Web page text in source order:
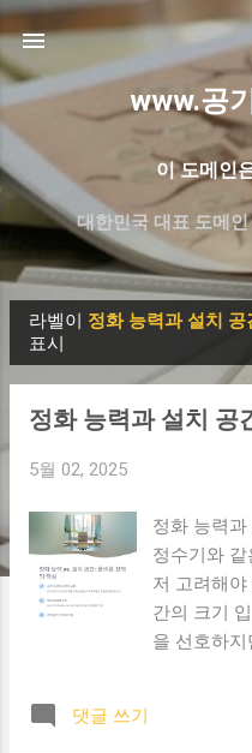
기본 콘텐
www.공
이 도메인
대한민국 대표 도메
더보기… 프리미
글
라벨이 정화 능력과 설치 공
표시
정화 능력과 설치 공
5월 02, 2025
정화 능력
정수기와
저 고려해
간의 크기
을 선호하지
(CADR)이
댓글 쓰기